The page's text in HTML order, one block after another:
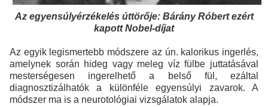
Az egyensúlyérzékelés úttörője: Bárány Róbert ezért
kapott Nobel-díjat
Az egyik legismertebb módszere az ún. kalorikus ingerlés,
amelynek során hideg vagy meleg víz fülbe juttatásával
mesterségesen ingerelhető a belső fül, ezáltal
diagnosztizálhatók a különféle egyensúlyi zavarok. A
módszer ma is a neurotológiai vizsgálatok alapja.